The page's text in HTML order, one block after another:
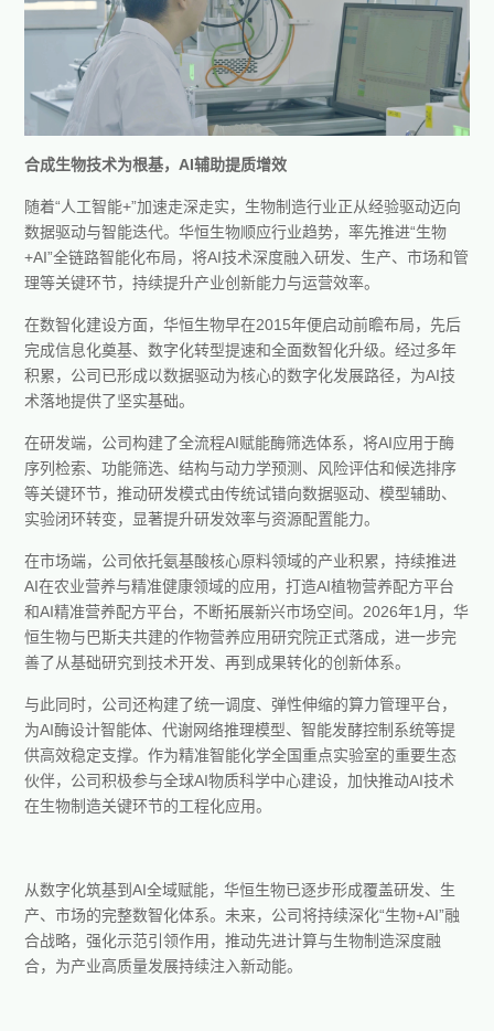
合成生物技术为根基，AI辅助提质增效
随着“人工智能+”加速走深走实，生物制造行业正从经验驱动迈向
数据驱动与智能迭代。华恒生物顺应行业趋势，率先推进“生物
+AI”全链路智能化布局，将AI技术深度融入研发、生产、市场和管
理等关键环节，持续提升产业创新能力与运营效率。
在数智化建设方面，华恒生物早在2015年便启动前瞻布局，先后
完成信息化奠基、数字化转型提速和全面数智化升级。经过多年
积累，公司已形成以数据驱动为核心的数字化发展路径，为AI技
术落地提供了坚实基础。
在研发端，公司构建了全流程AI赋能酶筛选体系，将AI应用于酶
序列检索、功能筛选、结构与动力学预测、风险评估和候选排序
等关键环节，推动研发模式由传统试错向数据驱动、模型辅助、
实验闭环转变，显著提升研发效率与资源配置能力。
在市场端，公司依托氨基酸核心原料领域的产业积累，持续推进
AI在农业营养与精准健康领域的应用，打造AI植物营养配方平台
和AI精准营养配方平台，不断拓展新兴市场空间。2026年1月，华
恒生物与巴斯夫共建的作物营养应用研究院正式落成，进一步完
善了从基础研究到技术开发、再到成果转化的创新体系。
与此同时，公司还构建了统一调度、弹性伸缩的算力管理平台，
为AI酶设计智能体、代谢网络推理模型、智能发酵控制系统等提
供高效稳定支撑。作为精准智能化学全国重点实验室的重要生态
伙伴，公司积极参与全球AI物质科学中心建设，加快推动AI技术
在生物制造关键环节的工程化应用。
从数字化筑基到AI全域赋能，华恒生物已逐步形成覆盖研发、生
产、市场的完整数智化体系。未来，公司将持续深化“生物+AI”融
合战略，强化示范引领作用，推动先进计算与生物制造深度融
合，为产业高质量发展持续注入新动能。